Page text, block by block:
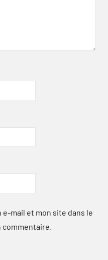
mail et mon site dans le